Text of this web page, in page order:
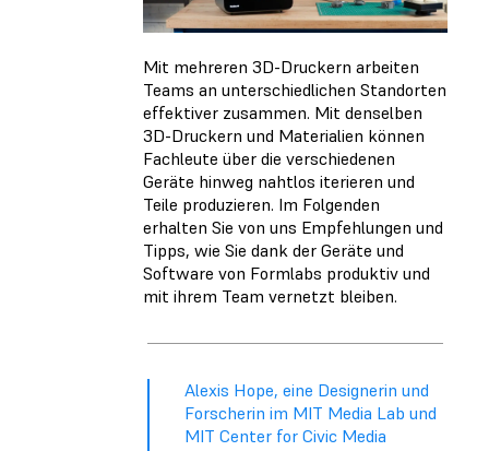
Mit mehreren 3D-Druckern arbeiten
Teams an unterschiedlichen Standorten
effektiver zusammen. Mit denselben
3D-Druckern und Materialien können
Fachleute über die verschiedenen
Geräte hinweg nahtlos iterieren und
Teile produzieren. Im Folgenden
erhalten Sie von uns Empfehlungen und
Tipps, wie Sie dank der Geräte und
Software von Formlabs produktiv und
mit ihrem Team vernetzt bleiben.
Alexis Hope, eine Designerin und
Forscherin im MIT Media Lab und
MIT Center for Civic Media